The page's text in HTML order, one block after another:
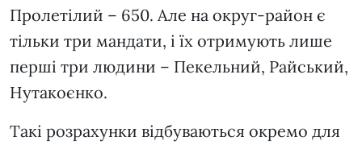
Пролетілий – 650. Але на округ-район є
тільки три мандати, і їх отримують лише
перші три людини – Пекельний, Райський,
Нутакоєнко.
Такі розрахунки відбуваються окремо для